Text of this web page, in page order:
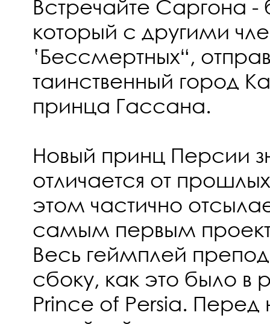
Встречайте Саргона -
который с другими
‛Бессмертных“,
таинственный город
принца Гассана.
Новый принц Персии
отличается от
этом частично
самым первым
Весь геймплей
сбоку, как это было в
Prince of Persia.